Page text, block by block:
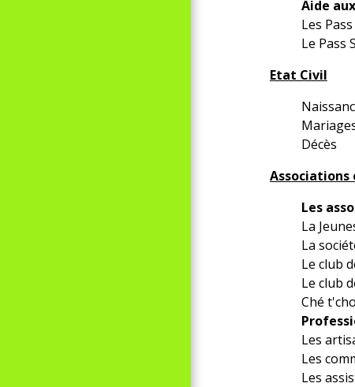
Aide
Les
Le Pass
Etat Civil
Décès
Associations
Les
La
La
Le club
Le club
Ché
Les
Les
Les